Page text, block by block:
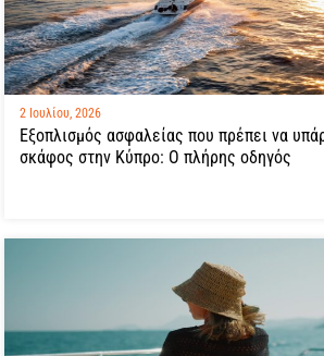
2 Ιουλίου, 2026
Εξοπλισμός ασφαλείας που πρέπει να
σκάφος στην Κύπρο: Ο πλήρης οδηγός